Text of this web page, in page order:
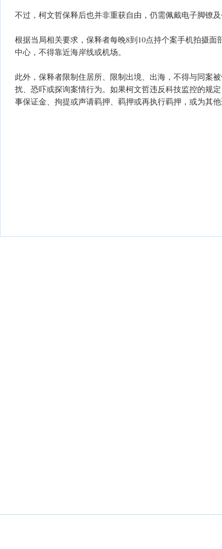
不过，柯文哲保释后也并非重获自由，仍需佩戴电子脚镣
根据当局相关要求，保释者每晚8到10点持个案手机拍摄面
中心，不得靠近海岸线或机场。
此外，保释者限制住居所、限制出境、出海，不得与同案
扰、恐吓或探询案情行为。如果柯文哲违反科技监控的规
事保证金、拘提或声请羁押、羁押或再执行羁押，或为其